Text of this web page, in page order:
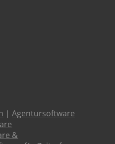
|Agentursoftware
&